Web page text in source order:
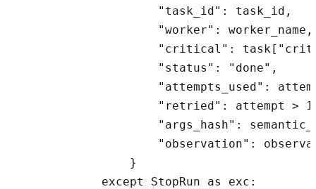
                    "task_id": task_id,
                    "worker": worker_name,
"critical":
                    "status": "done",
"attempts_used":
"retried": attempt >
"args_hash":
"observation":
                }
            except StopRun as exc: